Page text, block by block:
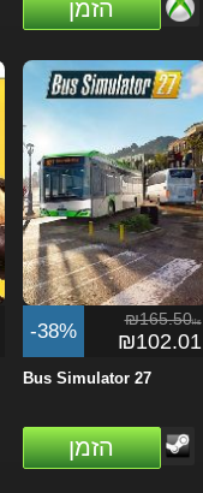
הזמן
-38% ₪165.50ils
₪102.01
Bus Simulator 27
הזמן